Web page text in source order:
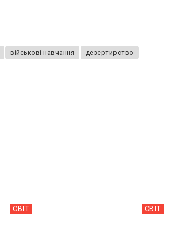
військові навчання дезертирство
СВІТ СВІТ